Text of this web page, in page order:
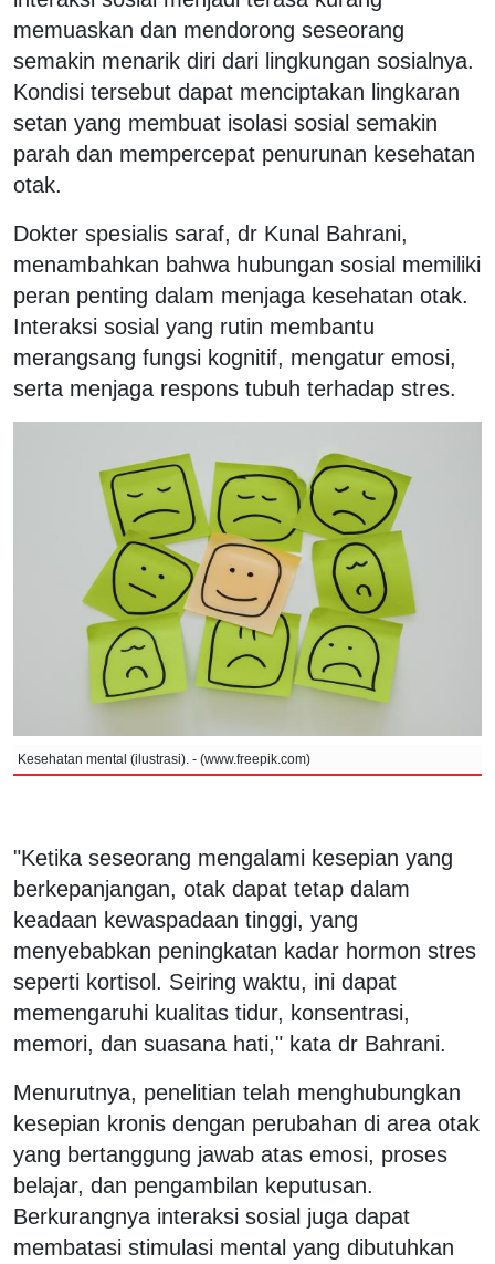
memuaskan dan mendorong seseorang
semakin menarik diri dari lingkungan sosialnya.
Kondisi tersebut dapat menciptakan lingkaran
setan yang membuat isolasi sosial semakin
parah dan mempercepat penurunan kesehatan
otak.
Dokter spesialis saraf, dr Kunal Bahrani,
menambahkan bahwa hubungan sosial memiliki
peran penting dalam menjaga kesehatan otak.
Interaksi sosial yang rutin membantu
merangsang fungsi kognitif, mengatur emosi,
serta menjaga respons tubuh terhadap stres.
Kesehatan mental (ilustrasi). - (www.freepik.com)
"Ketika seseorang mengalami kesepian yang
berkepanjangan, otak dapat tetap dalam
keadaan kewaspadaan tinggi, yang
menyebabkan peningkatan kadar hormon stres
seperti kortisol. Seiring waktu, ini dapat
memengaruhi kualitas tidur, konsentrasi,
memori, dan suasana hati," kata dr Bahrani.
Menurutnya, penelitian telah menghubungkan
kesepian kronis dengan perubahan di area otak
yang bertanggung jawab atas emosi, proses
belajar, dan pengambilan keputusan.
Berkurangnya interaksi sosial juga dapat
membatasi stimulasi mental yang dibutuhkan